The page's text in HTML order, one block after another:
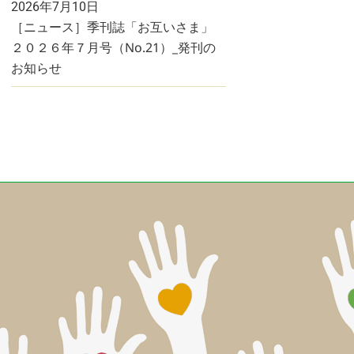
2026年7月10日
［ニュース］季刊誌「お互いさま」
２０２６年７月号（No.21）_発刊の
お知らせ